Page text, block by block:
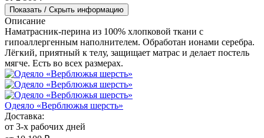
Наматрасник влагонепроницаемый с боковинами
от 3 200 ₽
Показать / Скрыть информацию
Описание
Влагонепроницаемый наматрасник пошит из мягкого
трикотажа, вторая сторона — влагозащитный слой. Крепится
с помощью боковин из хлопка. Пропускает воздух.
Наматрасник-перина с боковинами
от 2 900 ₽
Показать / Скрыть информацию